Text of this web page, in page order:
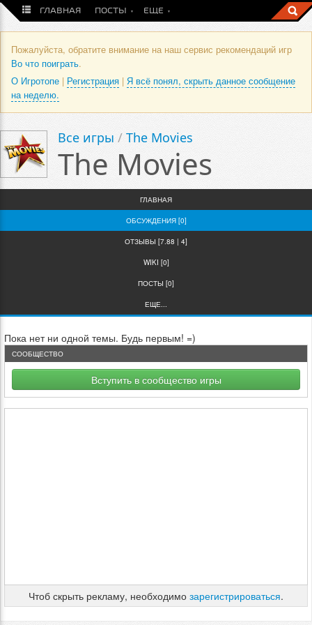
ГЛАВНАЯ ПОСТЫ ЕЩЕ
Пожалуйста, обратите внимание на наш сервис рекомендаций игр
Во что поиграть.
О Игротопе | Регистрация | Я всё понял, скрыть данное сообщение
на неделю.
Все игры / The Movies
The Movies
ГЛАВНАЯ
ОБСУЖДЕНИЯ [0]
ОТЗЫВЫ [7.88 | 4]
WIKI [0]
ПОСТЫ [0]
ЕЩЕ...
Пока нет ни одной темы. Будь первым! =)
СООБЩЕСТВО
Вступить в сообщество игры
Чтоб скрыть рекламу, необходимо зарегистрироваться.